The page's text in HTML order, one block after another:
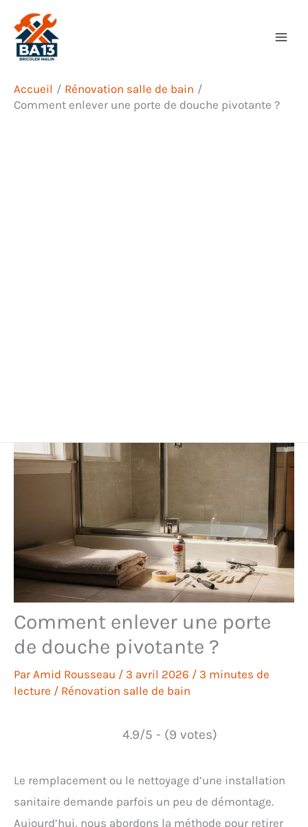
contenu
Accueil
Rénovation salle de bain
Comment enlever une porte de douche pivotante ?
Comment enlever une porte
de douche pivotante ?
Par Amid Rousseau / 3 avril 2026 / 3 minutes de
lecture / Rénovation salle de bain
4.9/5 - (9 votes)
Le remplacement ou le nettoyage d’une installation
sanitaire demande parfois un peu de démontage.
Aujourd’hui, nous abordons la méthode pour retirer
Rechercher